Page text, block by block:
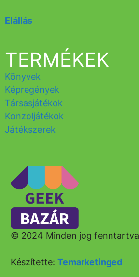
© 2024 Minden jog fenntartva
Készítette:Temarketinged
TERMÉKEK
Könyvek
Képregények
Társasjátékok
Konzoljátékok
Játékszerek
Elállás